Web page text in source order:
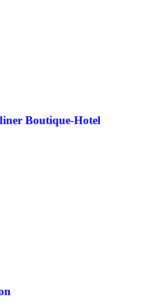
Boutique-Hotel